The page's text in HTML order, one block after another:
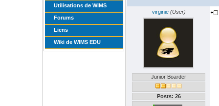
Utilisations de WIMS
Forums
Liens
Wiki de WIMS EDU
virginie (User)
Junior Boarder
Posts: 26